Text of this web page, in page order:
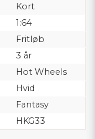
Kort
1:64
Fritløb
3 år
Hot Wheels
Hvid
Fantasy
HKG33